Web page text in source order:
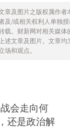
章及图片之版权属作者
及/或相关权利人单独
载。财新网对相关媒体
述文章及图片。文章均
场和观点。
会走向何
还是政治解